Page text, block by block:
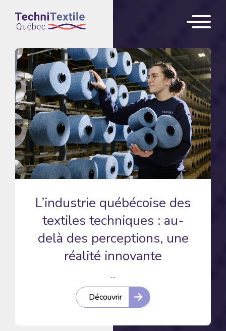
L’industrie québécoise des
textiles techniques : au-
delà des perceptions, une
réalité innovante
...
Découvrir